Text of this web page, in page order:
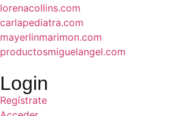
lorenacollins.com
carlapediatra.com
mayerlinmarimon.com
productosmiguelangel.com
Login
Regístrate